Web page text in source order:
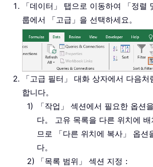
「데이터」 탭으로 이동하여 「정렬
룹에서 「고급」을 선택하세요。
「고급 필터」 대화 상자에서 다음
합니다。
「작업」 섹션에서 필요한 옵션
다。 고유 목록을 다른 위치에
므로 「다른 위치에 복사」 옵션
다。
「목록 범위」 섹션 지정：